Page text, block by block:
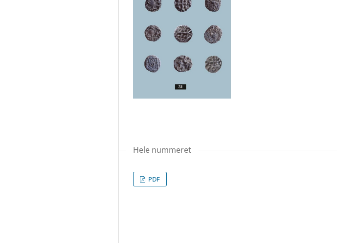
Hele nummeret
PDF